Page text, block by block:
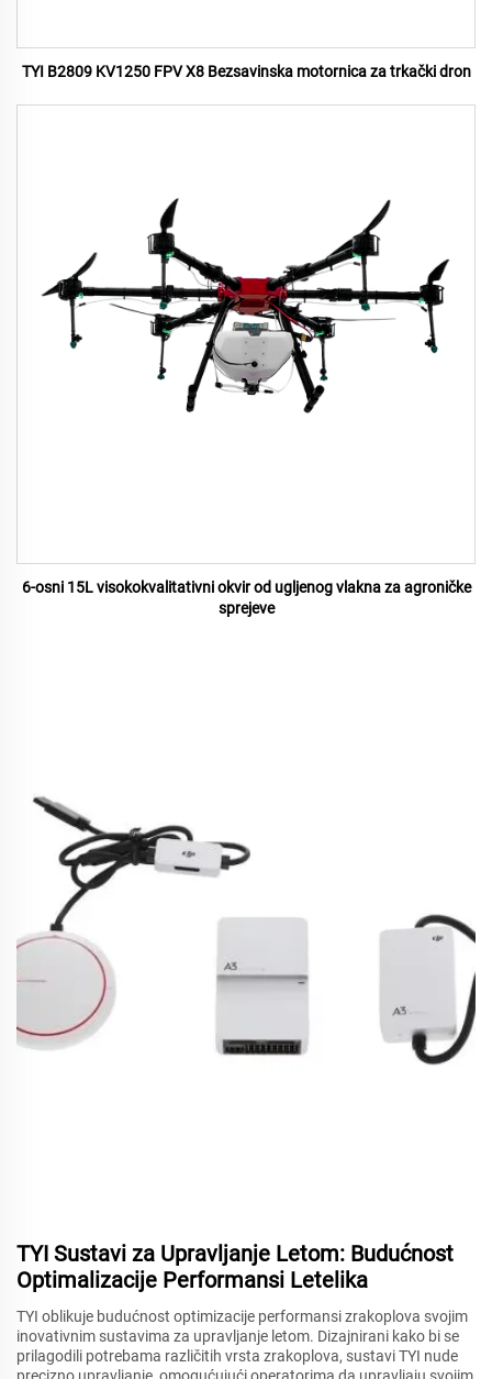
TYI B2809 KV1250 FPV X8 Bezsavinska motornica za trkački dron
6-osni 15L visokokvalitativni okvir od ugljenog vlakna za agroničke
sprejeve
TYI Sustavi za Upravljanje Letom: Budućnost
Optimalizacije Performansi Letelika
TYI oblikuje budućnost optimizacije performansi zrakoplova svojim
inovativnim sustavima za upravljanje letom. Dizajnirani kako bi se
prilagodili potrebama različitih vrsta zrakoplova, sustavi TYI nude
precizno upravljanje, omogućujući operatorima da upravljaju svojim